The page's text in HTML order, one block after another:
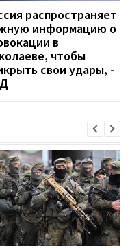
распространяет
информацию о
в
чтобы
свои удары, -